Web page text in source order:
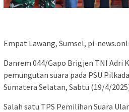
Empat Lawang, Sumsel, pi-
Danrem 044/Gapo Brigjen TNI Adri
pemungutan suara pada PSU
Sumatera Selatan, Sabtu (19/4/
Salah satu TPS Pemilihan Suara